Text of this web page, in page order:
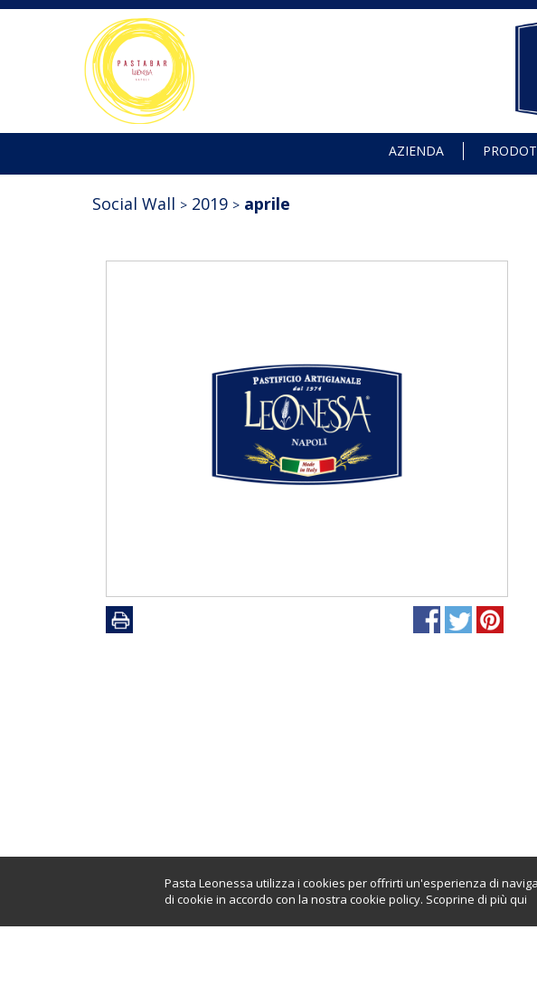
Pasta Leonessa utilizza i cookies per offrirti un'esperienza di
di cookie in accordo con la nostra cookie policy. Scoprine di più qui
AZIENDA
Social Wall 2019 aprile